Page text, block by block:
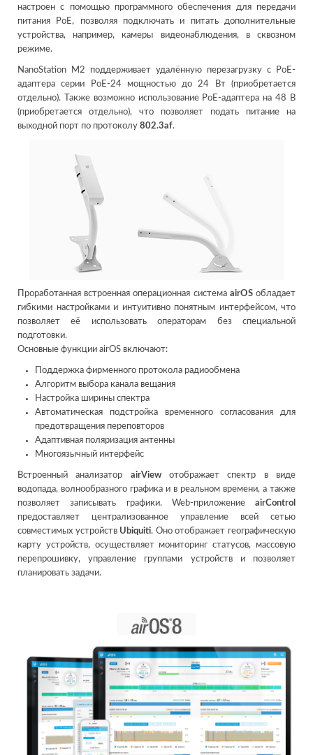
настроен с помощью программного обеспечения для передачи
питания PoE, позволяя подключать и питать дополнительные
устройства, например, камеры видеонаблюдения, в сквозном
режиме.
NanoStation M2 поддерживает удалённую перезагрузку с PoE-
адаптера серии PoE-24 мощностью до 24 Вт (приобретается
отдельно). Также возможно использование PoE-адаптера на 48 В
(приобретается отдельно), что позволяет подать питание на
выходной порт по протоколу 802.3af.
Проработанная встроенная операционная система airOSобладает
гибкими настройками и интуитивно понятным интерфейсом, что
позволяет её использовать операторам без специальной
подготовки.
Основные функции airOS включают:
Поддержка фирменного протокола радиообмена
Алгоритм выбора канала вещания
Настройка ширины спектра
Автоматическая подстройка временного согласования для
предотвращения переповторов
Адаптивная поляризация антенны
Многоязычный интерфейс
Встроенный анализатор airViewотображает спектр в виде
водопада, волнообразного графика и в реальном времени, а также
позволяет записывать графики. Web-приложение airControl
предоставляет централизованное управление всей сетью
совместимых устройств Ubiquiti. Оно отображает географическую
карту устройств, осуществляет мониторинг статусов, массовую
перепрошивку, управление группами устройств и позволяет
планировать задачи.